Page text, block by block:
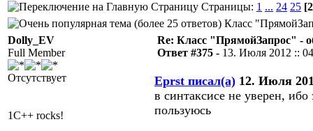
Страницы: 1 ... 24 25
Класс
Dolly_EV
Full Member
Отсутствует
1C++ rocks!
Re: Класс "ПрямойЗапрос" -
Ответ #375 - 13. Июля 2012 ::
Eprst писал(а) 12. Июля
в синтаксисе не уверен,
пользуюсь